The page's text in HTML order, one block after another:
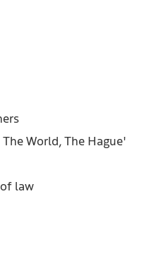
World, The Hague'
law